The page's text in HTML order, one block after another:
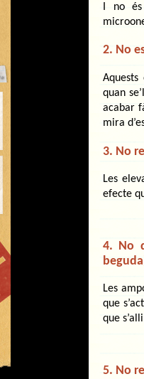
I no
2. No
quan
acabar
mira
3. No
Les
efecte
4. No
Les
que
que
5. No